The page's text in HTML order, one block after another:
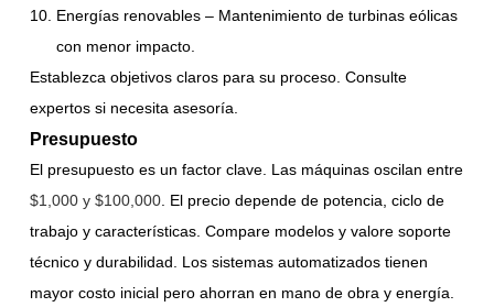
Energías renovables – Mantenimiento de turbinas eólicas
con menor impacto.
Establezca objetivos claros para su proceso. Consulte
expertos si necesita asesoría.
Presupuesto
El presupuesto es un factor clave. Las máquinas oscilan entre
$1,000 y $100,000. El precio depende de potencia, ciclo de
trabajo y características. Compare modelos y valore soporte
técnico y durabilidad. Los sistemas automatizados tienen
mayor costo inicial pero ahorran en mano de obra y energía.